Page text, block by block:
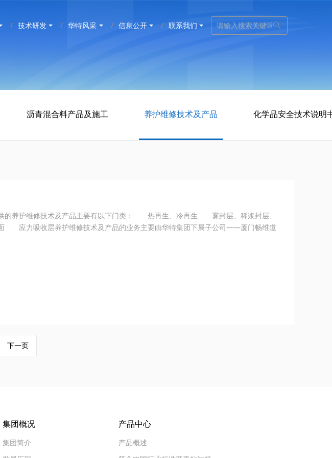
技术研发 华特风采 信息公开 联系我们
沥青混合料产品及施工 养护维修技术及产品 化学品安全技术说明
的养护维修技术及产品主要有以下门类： 热再生、冷再生 雾封层、稀浆封层、
应力吸收层养护维修技术及产品的业务主要由华特集团下属子公司——厦门畅维道
下一页
集团概况
集团简介
产品中心
产品概述